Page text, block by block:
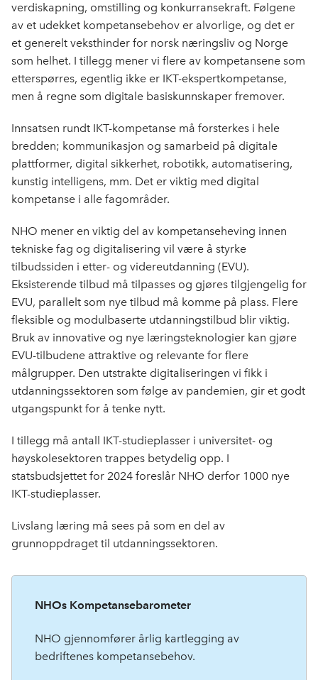
verdiskapning, omstilling og konkurransekraft. Følgene
av et udekket kompetansebehov er alvorlige, og det er
et generelt veksthinder for norsk næringsliv og Norge
som helhet. I tillegg mener vi flere av kompetansene som
etterspørres, egentlig ikke er IKT-ekspertkompetanse,
men å regne som digitale basiskunnskaper fremover.
Innsatsen rundt IKT-kompetanse må forsterkes i hele
bredden; kommunikasjon og samarbeid på digitale
plattformer, digital sikkerhet, robotikk, automatisering,
kunstig intelligens, mm. Det er viktig med digital
kompetanse i alle fagområder.
NHO mener en viktig del av kompetanseheving innen
tekniske fag og digitalisering vil være å styrke
tilbudssiden i etter- og videreutdanning (EVU).
Eksisterende tilbud må tilpasses og gjøres tilgjengelig for
EVU, parallelt som nye tilbud må komme på plass. Flere
fleksible og modulbaserte utdanningstilbud blir viktig.
Bruk av innovative og nye læringsteknologier kan gjøre
EVU-tilbudene attraktive og relevante for flere
målgrupper. Den utstrakte digitaliseringen vi fikk i
utdanningssektoren som følge av pandemien, gir et godt
utgangspunkt for å tenke nytt.
I tillegg må antall IKT-studieplasser i universitet- og
høyskolesektoren trappes betydelig opp. I
statsbudsjettet for 2024 foreslår NHO derfor 1000 nye
IKT-studieplasser.
Livslang læring må sees på som en del av
grunnoppdraget til utdanningssektoren.
NHOs Kompetansebarometer
NHO gjennomfører årlig kartlegging av
bedriftenes kompetansebehov.